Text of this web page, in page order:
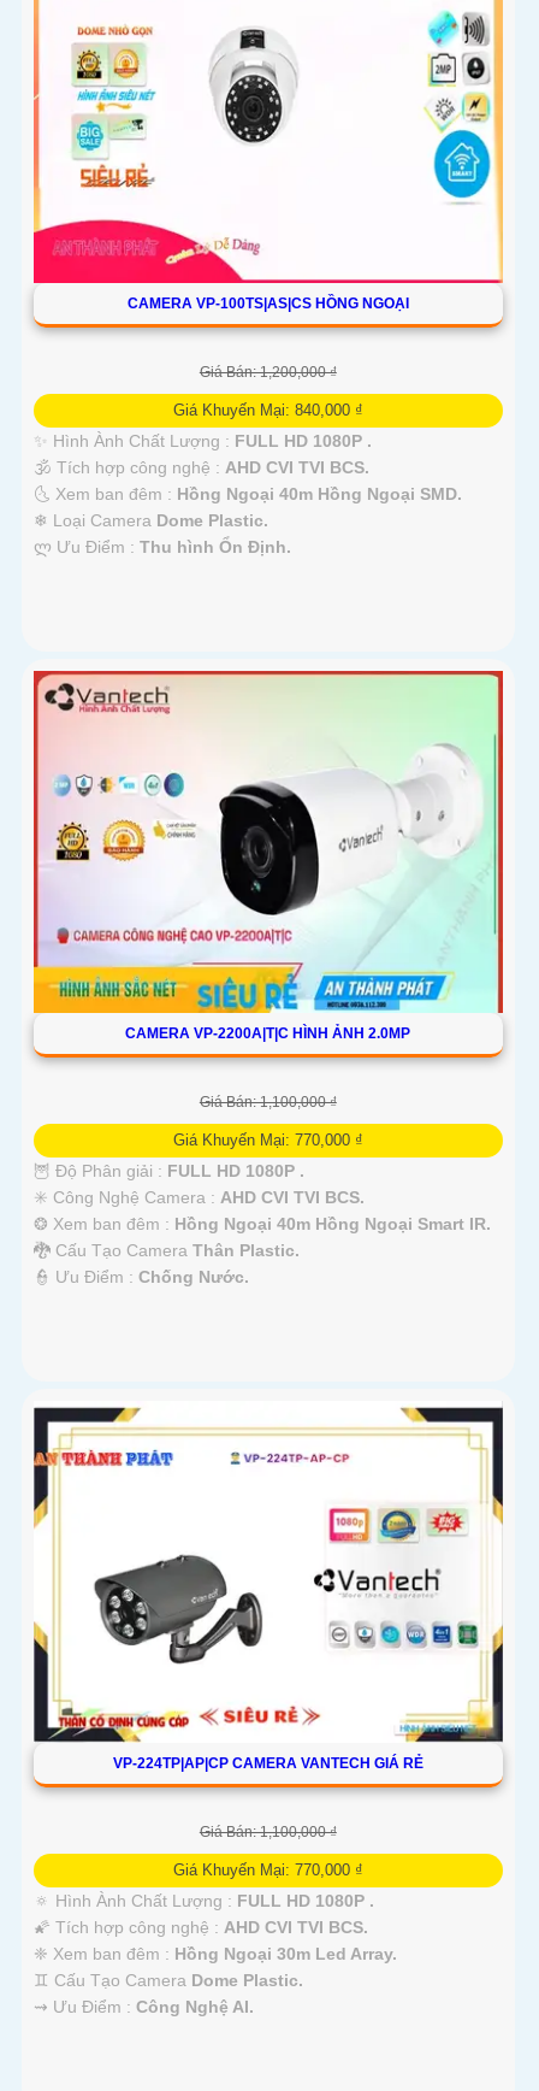
CAMERA VP-100TS|AS|CS HỒNG NGOẠI
Giá Bán: 1,200,000 ₫
Giá Khuyến Mại: 840,000 ₫
✨ Hình Ành Chất Lượng : FULL HD 1080P .
🕉️ Tích hợp công nghệ : AHD CVI TVI BCS.
🌜 Xem ban đêm : Hồng Ngoại 40m Hồng Ngoại SMD.
❄ Loại Camera Dome Plastic.
️ლ Ưu Điểm : Thu hình Ổn Định.
CAMERA VP-2200A|T|C HÌNH ẢNH 2.0MP
Giá Bán: 1,100,000 ₫
Giá Khuyến Mại: 770,000 ₫
🦉 Độ Phân giải : FULL HD 1080P .
✳️ Công Nghệ Camera : AHD CVI TVI BCS.
❂ Xem ban đêm : Hồng Ngoại 40m Hồng Ngoại Smart IR.
🐉️ Cấu Tạo Camera Thân Plastic.
️👮 Ưu Điểm : Chống Nước.
VP-224TP|AP|CP CAMERA VANTECH GIÁ RẺ
Giá Bán: 1,100,000 ₫
Giá Khuyến Mại: 770,000 ₫
🔅 Hình Ành Chất Lượng : FULL HD 1080P .
🌠 Tích hợp công nghệ : AHD CVI TVI BCS.
❈ Xem ban đêm : Hồng Ngoại 30m Led Array.
♊ Cấu Tạo Camera Dome Plastic.
️⇝ Ưu Điểm : Công Nghệ AI.